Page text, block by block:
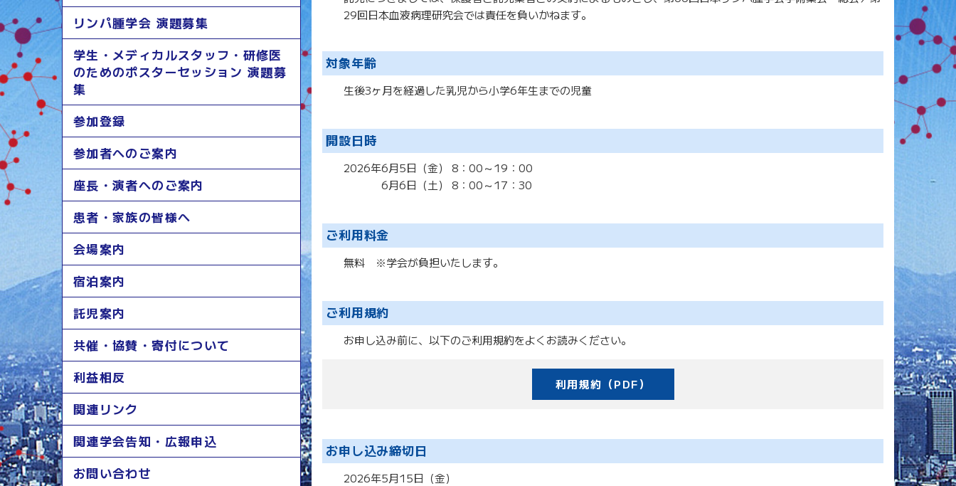
リンパ腫学会 演題募集
学生・メディカルスタッフ・研修医
のためのポスターセッション 演題募
集
参加登録
参加者へのご案内
座長・演者へのご案内
患者・家族の皆様へ
会場案内
宿泊案内
託児案内
共催・協賛・寄付について
利益相反
関連リンク
関連学会告知・広報申込
お問い合わせ
29回日本血液病理研究会では責任を負いかねます。
対象年齢
生後3ヶ月を経過した乳児から小学6年生までの児童
開設日時
2026年6月5日（金） 8：00～19：00
6月6日（土） 8：00～17：30
ご利用料金
無料 ※学会が負担いたします。
ご利用規約
お申し込み前に、以下のご利用規約をよくお読みください。
利用規約（PDF）
お申し込み締切日
2026年5月15日（金）